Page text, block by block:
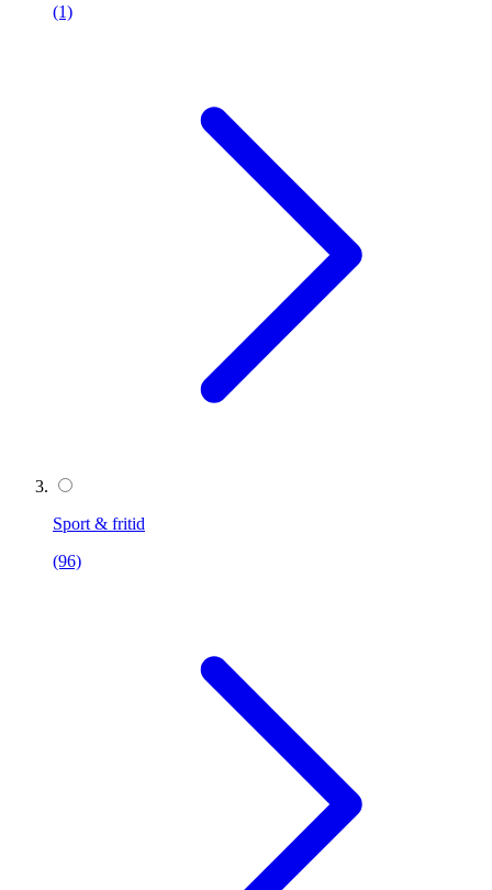
(1)
Sport & fritid
(96)